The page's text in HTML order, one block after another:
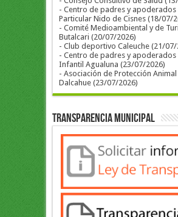
- Centro de padres y apoderados
Particular Nido de Cisnes (18/07/
- Comité Medioambiental y de
Butalcari (20/07/2026)
- Club deportivo Caleuche (21/07/
- Centro de padres y apoderados
Infantil Agualuna (23/07/2026)
- Asociación de Protección
Dalcahue (23/07/2026)
Transparencia Municipal